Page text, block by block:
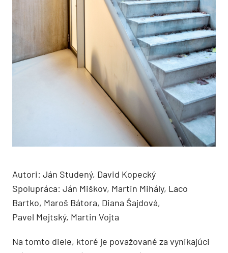
Autori: Ján Studený, David Kopecký
Spolupráca: Ján Miškov, Martin Mihály, Laco
Bartko, Maroš Bátora, Diana Šajdová,
Pavel Mejtský, Martin Vojta
Na tomto diele, ktoré je považované za vynikajúci